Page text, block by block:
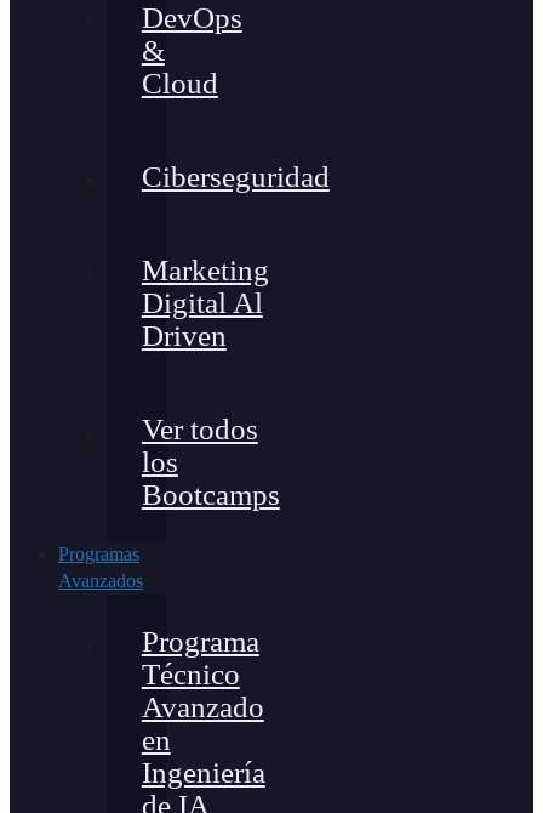
DevOps
&
Cloud
Ciberseguridad
Marketing
Digital Al
Driven
Ver todos
los
Bootcamps
Programas
Avanzados
Programa
Técnico
Avanzado
en
Ingeniería
de IA